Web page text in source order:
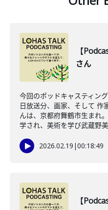
【
さん
今回のポッドキャスティン
日放送分、画家、そして 作
んは、京都府舞鶴市生まれ
学され、美術を学び武蔵野
2026.02.19 |00:18:49
【